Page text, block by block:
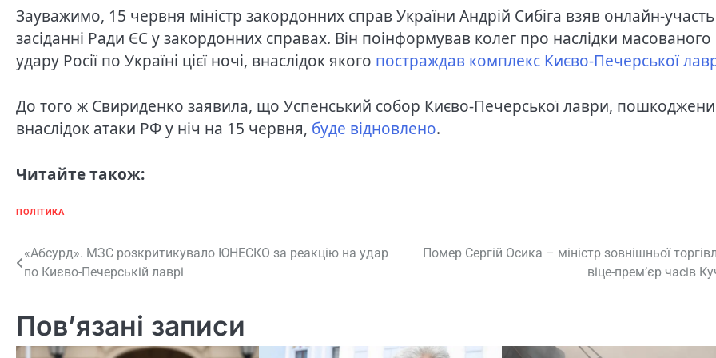
Зауважимо, 15 червня міністр закордонних справ України Андрій Сибіга взяв онлайн-
засіданні Ради ЄС у закордонних справах. Він поінформував колег про наслідки масованого
удару Росії по Україні цієї ночі, внаслідок якого постраждав комплекс Києво-Печерської
До того ж Свириденко заявила, що Успенський собор Києво-Печерської лаври,
внаслідок атаки РФ у ніч на 15 червня, буде відновлено.
Читайте також:
ПОЛІТИКА
Навігація
«Абсурд». МЗС розкритикувало ЮНЕСКО за реакцію на удар
по Києво-Печерській лаврі
Помер Сергій Осика – міністр зовнішньої
віце-прем’єр часів
Пов’язані записи